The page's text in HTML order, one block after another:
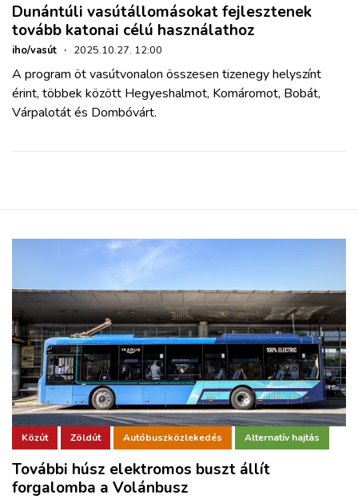
HAJÓZÁS
BLOG
ARCHÍVUM
REGISZTRÁCIÓ
Dunántúli vasútállomásokat fejlesztenek
tovább katonai célú használathoz
iho/vasút · 2025.10.27. 12:00
A program öt vasútvonalon összesen tizenegy helyszínt
érint, többek között Hegyeshalmot, Komáromot, Bobát,
Várpalotát és Dombóvárt.
Közút Zöldút Autóbuszközlekedés Alternatív hajtás
További húsz elektromos buszt állít
forgalomba a Volánbusz